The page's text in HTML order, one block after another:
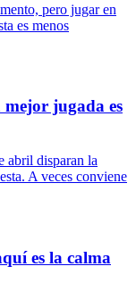
pero jugar en
es menos
mejor jugada es
abril disparan la
A veces conviene
es la calma